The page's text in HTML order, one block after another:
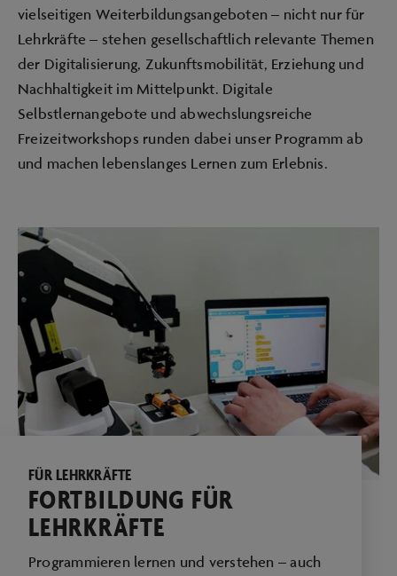
vielseitigen Weiterbildungsangeboten – nicht nur für
Lehrkräfte – stehen gesellschaftlich relevante Themen
der Digitalisierung, Zukunftsmobilität, Erziehung und
Nachhaltigkeit im Mittelpunkt. Digitale
Selbstlernangebote und abwechslungsreiche
Freizeitworkshops runden dabei unser Programm ab
und machen lebenslanges Lernen zum Erlebnis.
FÜR LEHRKRÄFTE
FORTBILDUNG FÜR
LEHRKRÄFTE
Programmieren lernen und verstehen – auch